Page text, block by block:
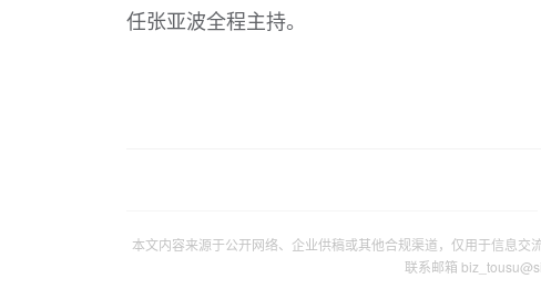
任张亚波全程主持。
本文内容来源于公开网络、企业供稿或其他合规渠道，仅用于信息
联系邮箱